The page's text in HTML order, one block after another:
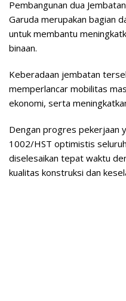
Pembangunan dua
Garuda merupakan bagian
untuk membantu
binaan.
Keberadaan jembatan
memperlancar mobilitas
ekonomi, serta
Dengan progres pekerjaan
1002/HST optimistis
diselesaikan tepat waktu
kualitas konstruksi dan